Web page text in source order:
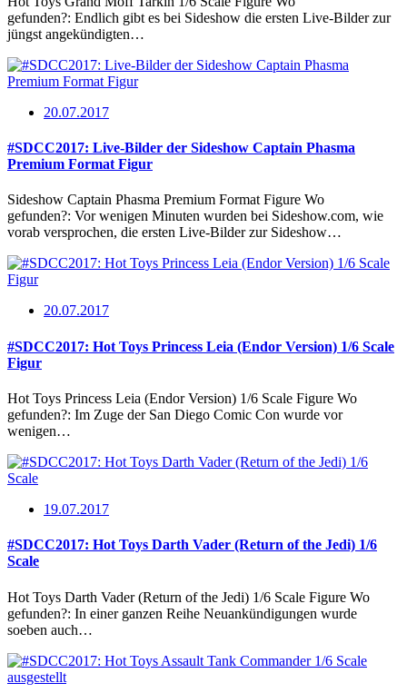
gefunden?: Endlich gibt es bei Sideshow die ersten Live-Bilder zur
jüngst angekündigten…
20.07.2017
#SDCC2017: Live-Bilder der Sideshow Captain Phasma
Premium Format Figur
Sideshow Captain Phasma Premium Format Figure Wo
gefunden?: Vor wenigen Minuten wurden bei Sideshow.com, wie
vorab versprochen, die ersten Live-Bilder zur Sideshow…
20.07.2017
#SDCC2017: Hot Toys Princess Leia (Endor Version) 1/6 Scale
Figur
Hot Toys Princess Leia (Endor Version) 1/6 Scale Figure Wo
gefunden?: Im Zuge der San Diego Comic Con wurde vor
wenigen…
19.07.2017
#SDCC2017: Hot Toys Darth Vader (Return of the Jedi) 1/6
Scale
Hot Toys Darth Vader (Return of the Jedi) 1/6 Scale Figure Wo
gefunden?: In einer ganzen Reihe Neuankündigungen wurde
soeben auch…